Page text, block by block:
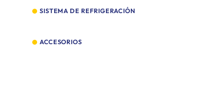
SISTEMA DE REFRIGERACIÓN
ACCESORIOS